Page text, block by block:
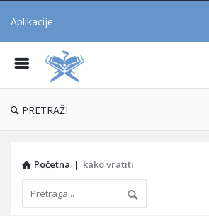
Aplikacije
PRETRAŽI
Početna | kako vratiti